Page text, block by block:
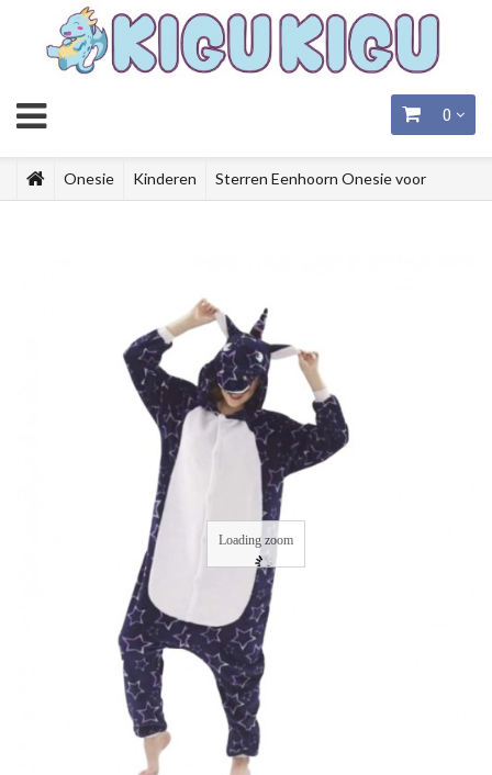
0
Onesie Kinderen Sterren Eenhoorn Onesie voor
Loading zoom